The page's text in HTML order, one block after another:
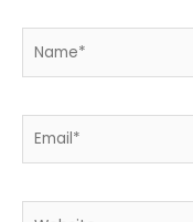
Email*